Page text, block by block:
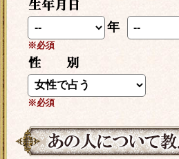
年
※必須
※必須